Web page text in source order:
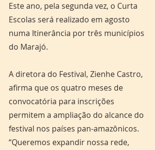
Este ano, pela segunda vez, o Curta
Escolas será realizado em agosto
numa Itinerância por três municípios
do Marajó.
A diretora do Festival, Zienhe Castro,
afirma que os quatro meses de
convocatória para inscrições
permitem a ampliação do alcance do
festival nos países pan-amazônicos.
“Queremos expandir nossa rede,